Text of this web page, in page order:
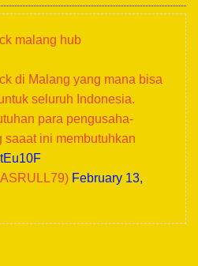
malang hub
di Malang yang mana bisa
seluruh Indonesia.
para pengusaha-
saaat ini membutuhkan
February 13,